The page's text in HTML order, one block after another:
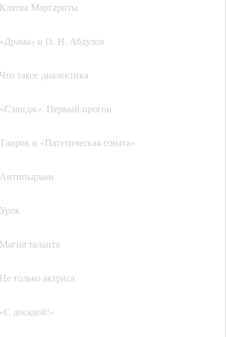
Клятва Маргариты
«Драма» и О. Н. Абдулов
Что такое диалектика
«Сэвидж». Первый прогон
Таиров и «Патетическая соната»
Антипырьин
Урок
Магия таланта
Не только актриса
«С досадой!»